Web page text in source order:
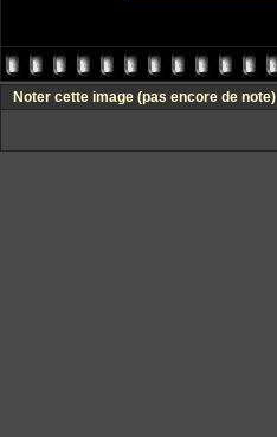
Noter cette image (pas encore de note)